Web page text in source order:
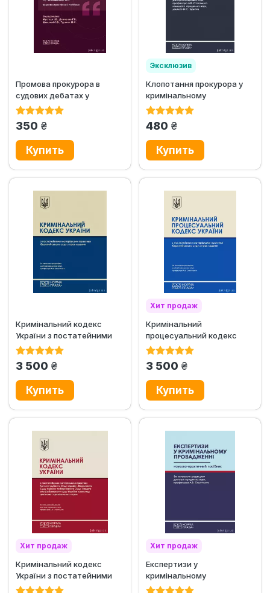
Промова прокурора в
судових дебатах у
кримінальному
350 грн.
Эксклюзив
Клопотання прокурора у
кримінальному
провадженні. Науково-
480 грн.
Кримінальний кодекс
України з постатейними
матеріалами практики...
3 500 грн.
Хит продаж
Эксклюзив
Кримінальний
процесуальний кодекс
України з постатейними
3 500 грн.
Хит продаж
Кримінальний кодекс
України з постатейними
матеріалами практики...
Хит продаж
Експертизи у
кримінальному
провадженні. Науково-